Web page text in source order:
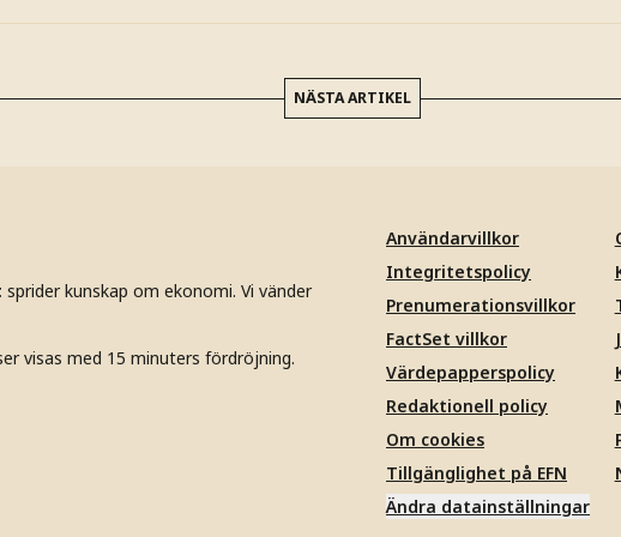
NÄSTA ARTIKEL
sprider kunskap om ekonomi. Vi vänder
visas med 15 minuters fördröjning.
Användarvillkor
Integritetspolicy
Prenumerationsvillkor
FactSet villkor
Värdepapperspolicy
Redaktionell policy
Om cookies
Tillgänglighet på EFN
Ändra datainställningar